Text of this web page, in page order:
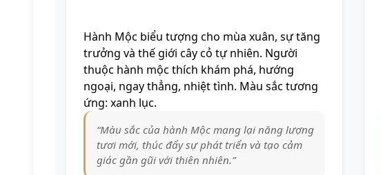
Hành Mộc biểu tượng cho mùa xuân, sự tăng
trưởng và thế giới cây cỏ tự nhiên. Người
thuộc hành mộc thích khám phá, hướng
ngoại, ngay thẳng, nhiệt tình. Màu sắc tương
ứng: xanh lục.
“Màu sắc của hành Mộc mang lại năng lượng
tươi mới, thúc đẩy sự phát triển và tạo cảm
giác gần gũi với thiên nhiên.”